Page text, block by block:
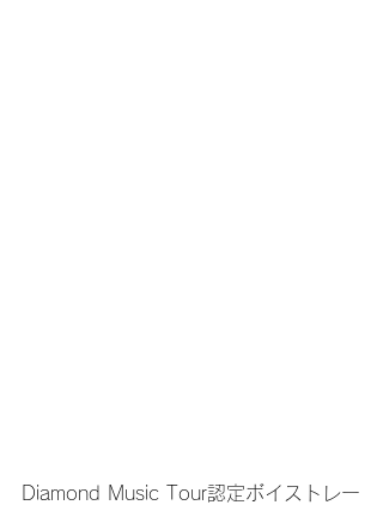
Diamond Music Tour認定ボイストレー